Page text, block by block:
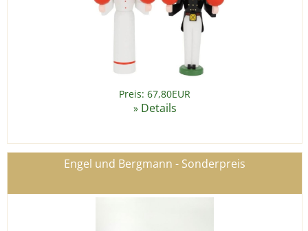
Preis: 67,80EUR
» Details
Engel und Bergmann - Sonderpreis